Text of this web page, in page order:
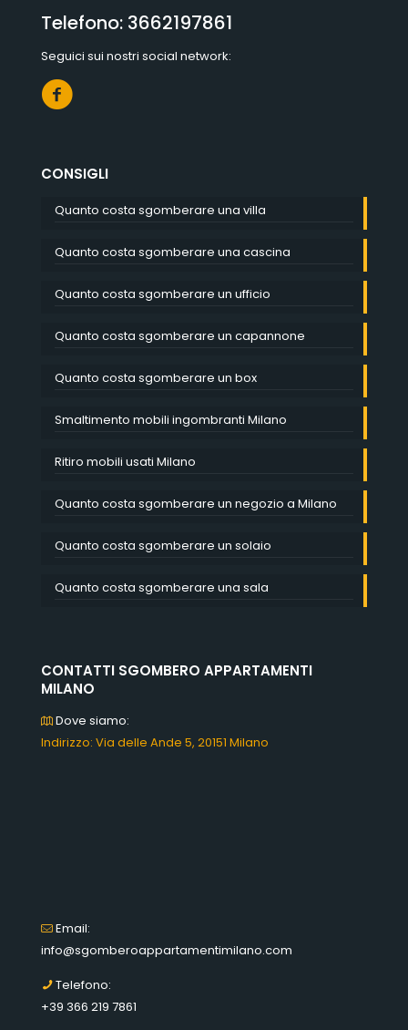
Telefono: 3662197861
Seguici sui nostri social network:
CONSIGLI
Quanto costa sgomberare una villa
Quanto costa sgomberare una cascina
Quanto costa sgomberare un ufficio
Quanto costa sgomberare un capannone
Quanto costa sgomberare un box
Smaltimento mobili ingombranti Milano
Ritiro mobili usati Milano
Quanto costa sgomberare un negozio a Milano
Quanto costa sgomberare un solaio
Quanto costa sgomberare una sala
CONTATTI SGOMBERO APPARTAMENTI
MILANO
Dove siamo:
Indirizzo: Via delle Ande 5, 20151 Milano
Email:
info@sgomberoappartamentimilano.com
Telefono:
+39 366 219 7861